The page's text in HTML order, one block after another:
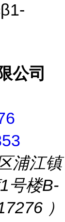
公司
浦江镇
号楼B-
）